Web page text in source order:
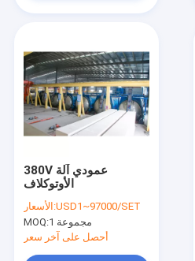
380V عمودي آلة
الأوتوكلاف
الأسعار:USD1~97000/SET
MOQ:
1 مجموعة
أحصل على آخر سعر